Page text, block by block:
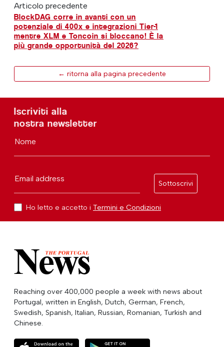
Articolo precedente
BlockDAG corre in avanti con un
potenziale di 400x e integrazioni Tier-1
mentre XLM e Toncoin si bloccano! È la
più grande opportunità del 2026?
← ritorna alla pagina precedente
Iscriviti alla
nostra newsletter
Nome
Email address
Sottoscrivi
Ho letto e accetto i Termini e Condizioni
Reaching over 400,000 people a week with news about
Portugal, written in English, Dutch, German, French,
Swedish, Spanish, Italian, Russian, Romanian, Turkish and
Chinese.